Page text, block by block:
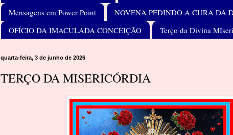
Mensagens em Power Point
NOVENA PEDINDO A CURA DA
OFÍCIO DA IMACULADA CONCEIÇÃO
Terço da Divina
quarta-feira, 3 de junho de 2026
TERÇO DA MISERICÓRDIA